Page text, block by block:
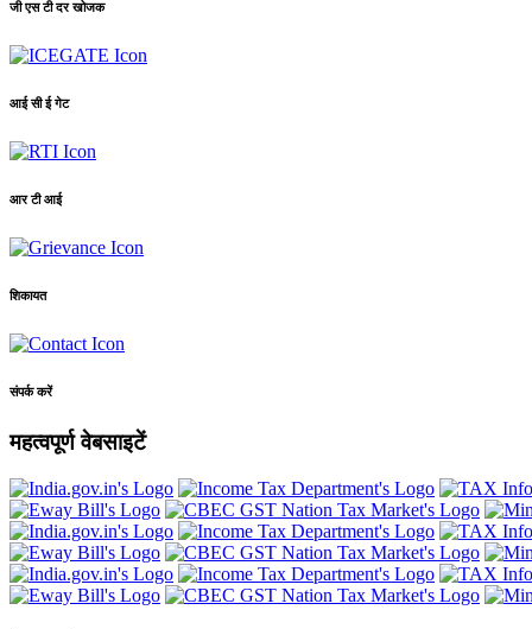
जी एस टी दर खोजक
आई सी ई गेट
आर टी आई
शिकायत
संपर्क करें
महत्वपूर्ण वेबसाइटें